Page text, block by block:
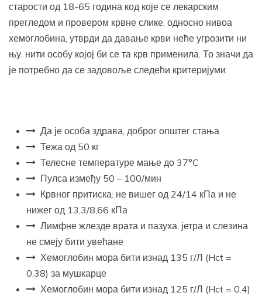
старости од 18-65 година код које се лекарским
прегледом и провером крвне слике, односно нивоа
хемоглобина, утврди да давање крви неће угрозити ни
њу, нити особу којој би се та крв применила. То значи да
је потребно да се задовоље следећи критеријуми:
Да је особа здрава, доброг општег стања
Тежа од 50 кг
Телесне температуре мање до 37°C
Пулса између 50 – 100/мин
Крвног притиска: не вишег од 24/14 кПа и не
нижег од 13,3/8,66 кПа
Лимфне жлезде врата и пазуха, јетра и слезина
не смеју бити увећане
Хемоглобин мора бити изнад 135 г/Л (Hct =
0.38) за мушкарце
Хемоглобин мора бити изнад 125 г/Л (Hct = 0.4)